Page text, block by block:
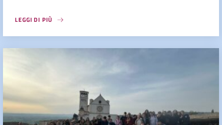
LEGGI DI PIÙ